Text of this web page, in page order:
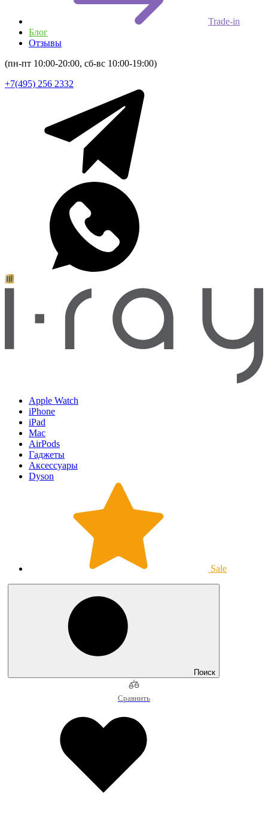
Trade-in
Блог
Отзывы
(пн-пт 10:00-20:00, сб-вс 10:00-19:00)
+7(495) 256 2332
Apple Watch
iPhone
iPad
Mac
AirPods
Гаджеты
Аксессуары
Dyson
Sale
Поиск
Сравнить